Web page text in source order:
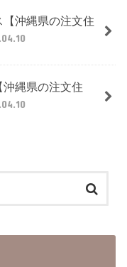
沖縄県の注文住
縄県の注文住